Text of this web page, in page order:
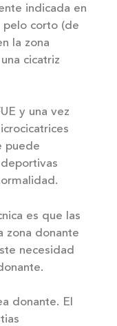
indicada en
pelo corto (de
la zona
cicatriz
y una vez
puede
es que
las
zona donante
necesidad
donante. El